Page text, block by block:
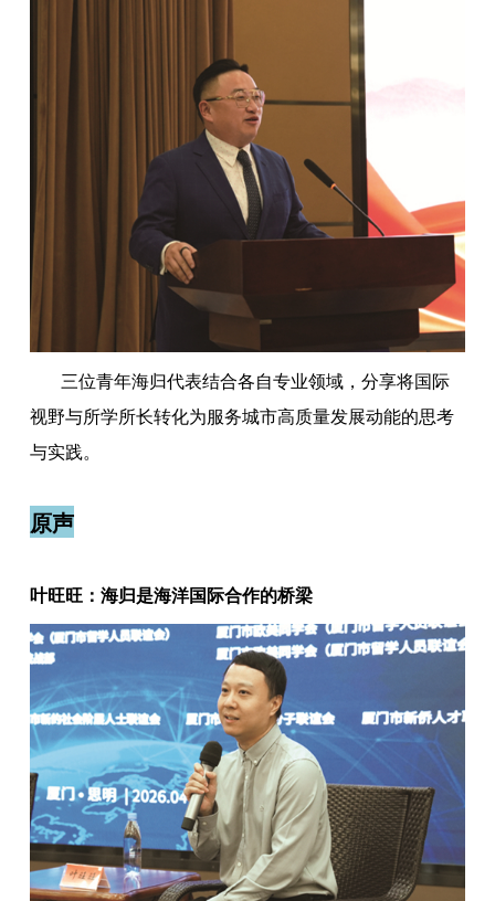
三位青年海归代表结合各自专业领域，分享将国际
视野与所学所长转化为服务城市高质量发展动能的思考
与实践。
原声
叶旺旺：海归是海洋国际合作的桥梁